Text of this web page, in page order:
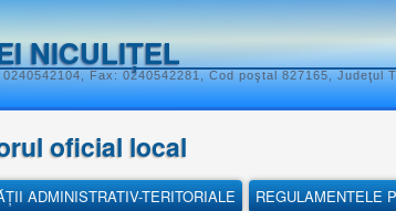
NICULIȚEL
Fax: 0240542281, Cod poştal 827165, Judeţul
oficial local
ADMINISTRATIV-TERITORIALE
REGULAMENTELE